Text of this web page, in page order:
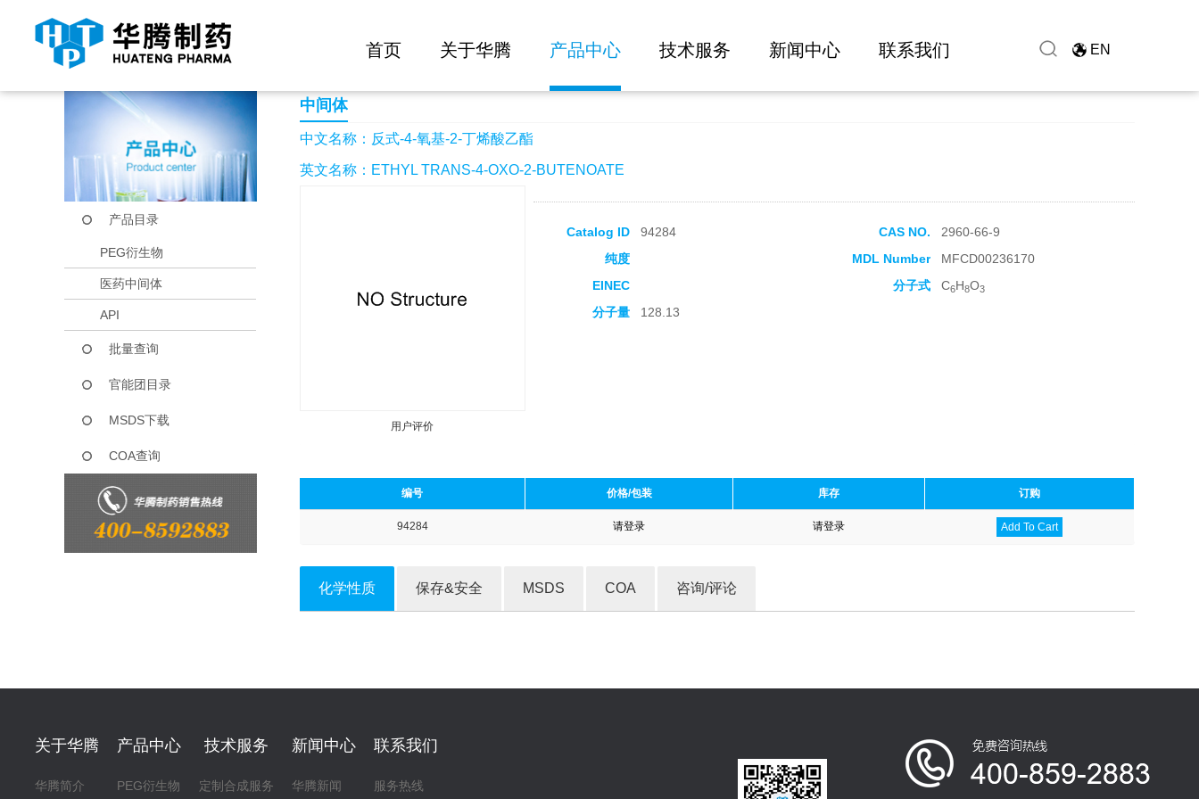
首页 关于华腾 产品中心 技术服务 新闻中心 联系我们 EN
当前位置： 首页 产品中心 反式-4-氧基-2-丁烯酸乙酯
产品目录
PEG衍生物
医药中间体
API
批量查询
官能团目录
MSDS下载
COA查询
中间体
中文名称：反式-4-氧基-2-丁烯酸乙酯
英文名称：ETHYL TRANS-4-OXO-2-BUTENOATE
用户评价
Catalog ID 94284 CAS NO.
2960-66-9
纯度
MDL Number
MFCD00236170
EINEC
分子式 C6H8O3
分子量 128.13
编号 价格/包装 库存 订购
94284 请登录 请登录 Add To Cart
化学性质 保存&安全 MSDS COA 咨询/评论
关于华腾
华腾简介
产品中心
PEG衍生物
技术服务
定制合成服务
新闻中心
华腾新闻
联系我们
服务热线